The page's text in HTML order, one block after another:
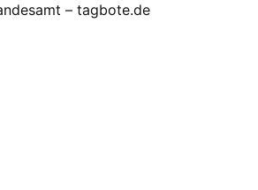
– tagbote.de